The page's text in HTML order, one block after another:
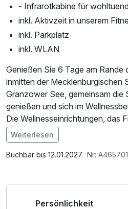
- Infrarotkabine für
inkl. Aktivzeit in unserem
inkl. Parkplatz
inkl. WLAN
Genießen Sie 6 Tage am Rande
inmitten der Mecklenburgischen
Granzower See, gemeinsam die
genießen und sich im
Die Wellnesseinrichtungen, das
Minigolfanlage sind während der
Im Angebot enthalten
Saunabenutzung, Parkplatz,
Weiterlesen
Buchbar bis 12.01.2027. Nr:
Persönlichkeit